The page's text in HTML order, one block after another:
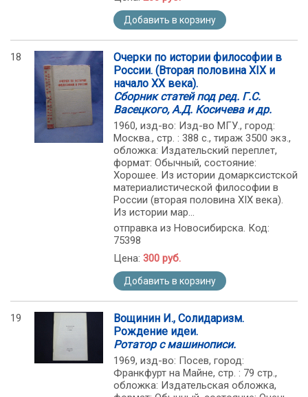
Добавить в корзину
18
Очерки по истории философии в
России. (Вторая половина XIX и
начало ХХ века).
Сборник статей под ред. Г.С.
Васецкого, А.Д. Косичева и др.
1960, изд-во: Изд-во МГУ., город:
Москва., стр. : 388 с., тираж 3500 экз.,
обложка: Издательский переплет,
формат: Обычный, состояние:
Хорошее. Из истории домарксистской
материалистической философии в
России (вторая половина XIX века).
Из истории мар...
отправка из Новосибирска. Код:
75398
Цена: 300 руб.
Добавить в корзину
19
Вощинин И., Солидаризм.
Рождение идеи.
Ротатор с машинописи.
1969, изд-во: Посев, город:
Франкфурт на Майне, стр. : 79 стр.,
обложка: Издательская обложка,